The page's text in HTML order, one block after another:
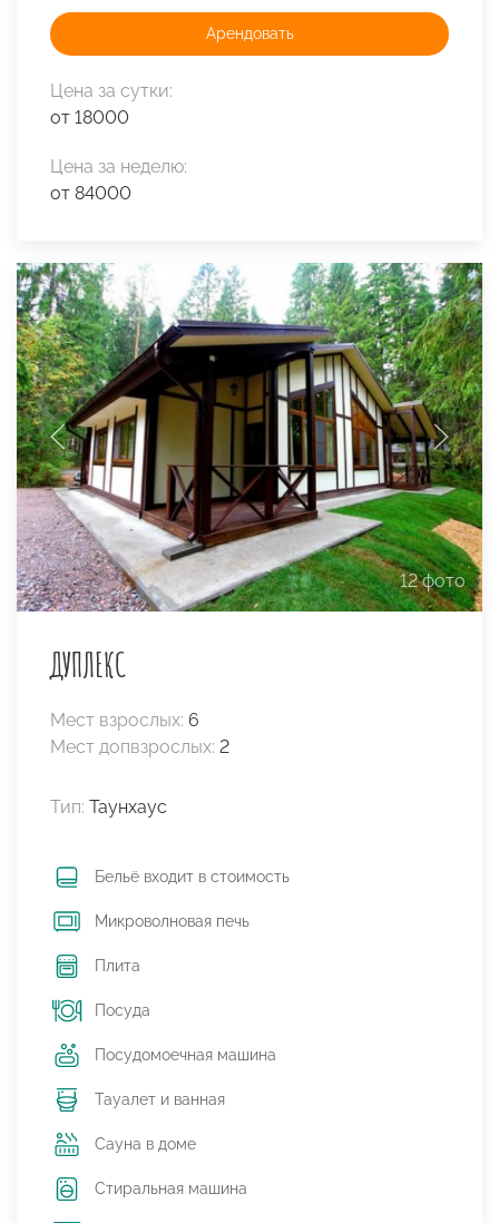
Арендовать
Цена за сутки:
от 18000
Цена за неделю:
от 84000
12 фото
ДУПЛЕКС
Мест взрослых: 6
Мест допвзрослых: 2
Тип: Таунхаус
Бельё входит в стоимость
Микроволновая печь
Плита
Посуда
Посудомоечная машина
Тауалет и ванная
Сауна в доме
Стиральная машина